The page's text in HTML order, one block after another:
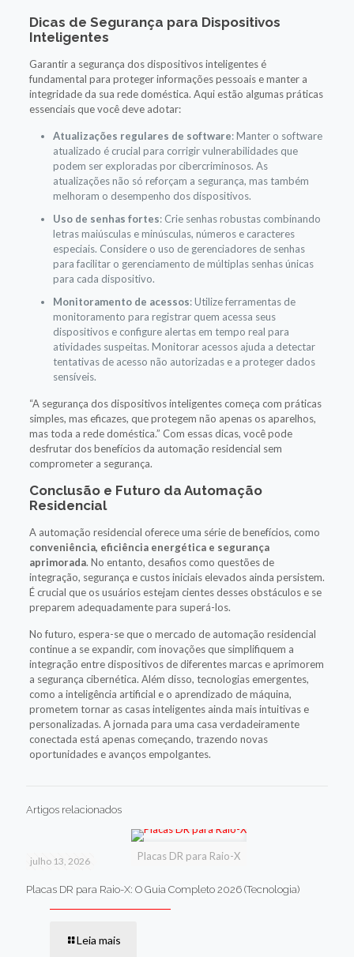
Dicas de Segurança para Dispositivos
Inteligentes
Garantir a segurança dos dispositivos inteligentes é
fundamental para proteger informações pessoais e manter a
integridade da sua rede doméstica. Aqui estão algumas práticas
essenciais que você deve adotar:
Atualizações regulares de software: Manter o software
atualizado é crucial para corrigir vulnerabilidades que
podem ser exploradas por cibercriminosos. As
atualizações não só reforçam a segurança, mas também
melhoram o desempenho dos dispositivos.
Uso de senhas fortes: Crie senhas robustas combinando
letras maiúsculas e minúsculas, números e caracteres
especiais. Considere o uso de gerenciadores de senhas
para facilitar o gerenciamento de múltiplas senhas únicas
para cada dispositivo.
Monitoramento de acessos: Utilize ferramentas de
monitoramento para registrar quem acessa seus
dispositivos e configure alertas em tempo real para
atividades suspeitas. Monitorar acessos ajuda a detectar
tentativas de acesso não autorizadas e a proteger dados
sensíveis.
“A segurança dos dispositivos inteligentes começa com práticas
simples, mas eficazes, que protegem não apenas os aparelhos,
mas toda a rede doméstica.” Com essas dicas, você pode
desfrutar dos benefícios da automação residencial sem
comprometer a segurança.
Conclusão e Futuro da Automação
Residencial
A automação residencial oferece uma série de benefícios, como
conveniência, eficiência energética e segurança
aprimorada. No entanto, desafios como questões de
integração, segurança e custos iniciais elevados ainda persistem.
É crucial que os usuários estejam cientes desses obstáculos e se
preparem adequadamente para superá-los.
No futuro, espera-se que o mercado de automação residencial
continue a se expandir, com inovações que simplifiquem a
integração entre dispositivos de diferentes marcas e aprimorem
a segurança cibernética. Além disso, tecnologias emergentes,
como a inteligência artificial e o aprendizado de máquina,
prometem tornar as casas inteligentes ainda mais intuitivas e
personalizadas. A jornada para uma casa verdadeiramente
conectada está apenas começando, trazendo novas
oportunidades e avanços empolgantes.
Artigos relacionados
Placas DR para Raio-X
julho 13, 2026
Placas DR para Raio-X: O Guia Completo 2026 (Tecnologia)
Leia mais